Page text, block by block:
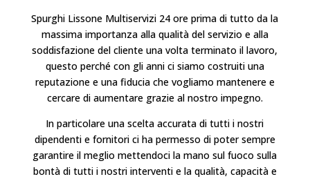
Spurghi Lissone Multiservizi 24 ore prima di tutto da la
massima importanza alla qualità del servizio e alla
soddisfazione del cliente una volta terminato il lavoro,
questo perché con gli anni ci siamo costruiti una
reputazione e una fiducia che vogliamo mantenere e
cercare di aumentare grazie al nostro impegno.
In particolare una scelta accurata di tutti i nostri
dipendenti e fornitori ci ha permesso di poter sempre
garantire il meglio mettendoci la mano sul fuoco sulla
bontà di tutti i nostri interventi e la qualità, capacità e